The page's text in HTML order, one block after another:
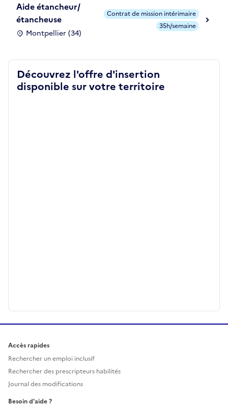
Aide étancheur/
étancheuse
Montpellier (34)
Contrat de mission intérimaire
35h/semaine
Découvrez l'offre d'insertion
disponible sur votre territoire
Accès rapides
Rechercher un emploi inclusif
Rechercher des prescripteurs habilités
Journal des modifications
Besoin d'aide ?